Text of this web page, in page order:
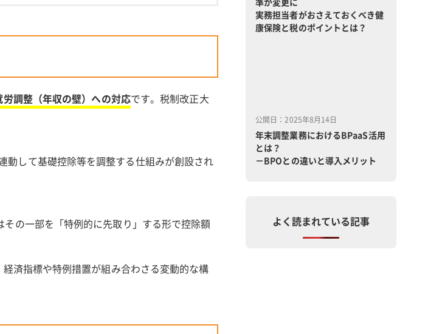
調整（年収の壁）への対応です。税制改正大
動して基礎控除等を調整する仕組みが創設され
の一部を「特例的に先取り」する形で控除額
済指標や特例措置が組み合わさる変動的な構
実務担当者がおさえておくべき健
康保険と税のポイントとは？
公開日：2025年8月14日
年末調整業務におけるBPaaS活用
とは？
－BPOとの違いと導入メリット
よく読まれている記事